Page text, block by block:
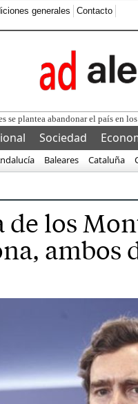
generales Contacto
se plantea abandonar el país en
Sociedad
Baleares Cataluña
de los
ambos